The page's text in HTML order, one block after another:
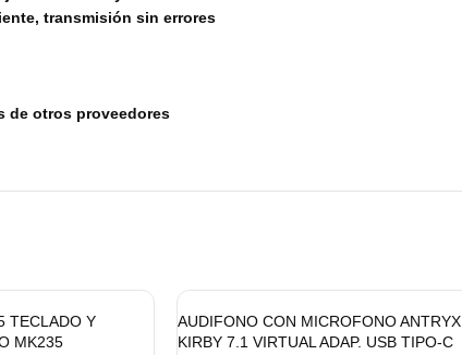
transmisión sin errores
de otros proveedores
TECLADO Y
MK235
AUDIFONO CON MICROFONO ANTRYX
KIRBY 7.1 VIRTUAL ADAP. USB TIPO-C